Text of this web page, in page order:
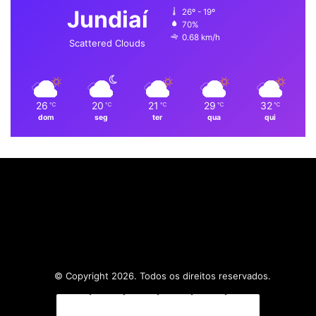
o
k
i
e
r
a
Jundiaí
Scattered Clouds
26º - 19º
70%
0.68 km/h
26 ℃
dom
20 ℃
seg
21 ℃
ter
29 ℃
qua
32 ℃
qui
© Copyright 2026. Todos os direitos reservados.